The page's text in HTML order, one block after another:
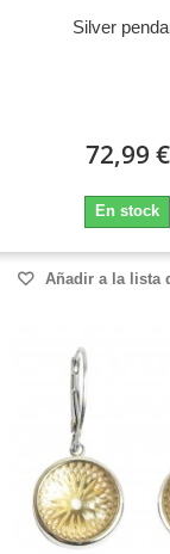
Silver
72,99 €
En stock
Añadir a la lista